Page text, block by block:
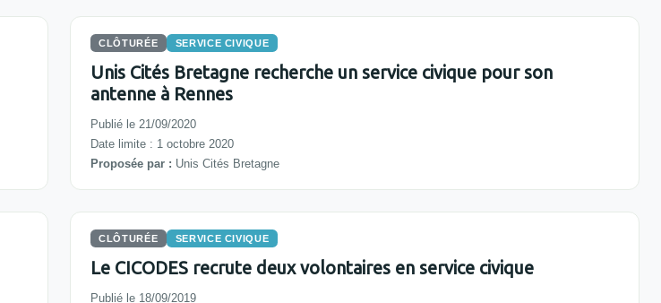
CLÔTURÉE SERVICE CIVIQUE
Unis Cités Bretagne recherche un service civique pour son
antenne à Rennes
Publié le 21/09/2020
Date limite : 1 octobre 2020
Proposée par : Unis Cités Bretagne
CLÔTURÉE SERVICE CIVIQUE
Le CICODES recrute deux volontaires en service civique
Publié le 18/09/2019